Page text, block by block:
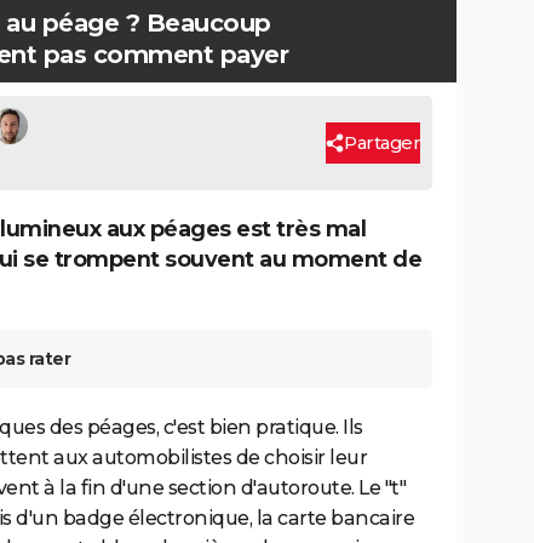
péage ? Beaucoup
pas comment payer
Partager
aux péages est très mal
se trompent souvent au moment de
rater
des péages, c'est bien pratique. Ils
aux automobilistes de choisir leur
à la fin d'une section d'autoroute. Le "t"
d'un badge électronique, la carte bancaire